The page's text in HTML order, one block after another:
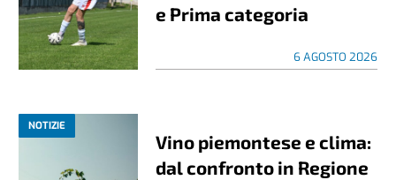
e Prima categoria
6 AGOSTO 2026
NOTIZIE
Vino piemontese e clima:
dal confronto in Regione